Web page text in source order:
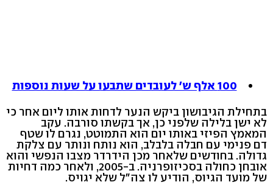
100 אלף ש' לעובדים שתבעו על שעות נוספות
בתחילת הגיבושון ביקש הנער לדחות אותו ליום אחר כי
לא ישן בלילה שלפני כן, אך בקשתו סורבה. עקב
המאמץ הפיזי באותו יום הוא התמוטט, נגרם לו שטף
דם פנימי עם חבלה בלבלב, הוא נותח ונותר עם צלקת
גדולה. בחודשים שלאחר מכן הידרדר מצבו הנפשי והוא
אובחן כחולה בסכיזופרניה. ב-2005, ולאחר כמה דחיות
של מועד הגיוס, הודיע לו צה"ל שלא יגויס.